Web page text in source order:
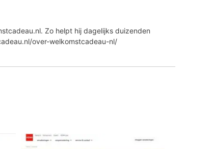
Zo helpt hij dagelijks duizenden
over-welkomstcadeau-nl/